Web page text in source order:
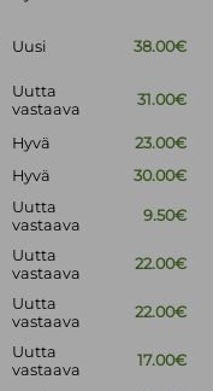
Uusi 38.00€
Uutta
vastaava
31.00€
Hyvä
23.00€
Hyvä 30.00€
Uutta
vastaava
9.50€
Uutta
vastaava
22.00€
Uutta
vastaava
22.00€
Uutta
vastaava
17.00€